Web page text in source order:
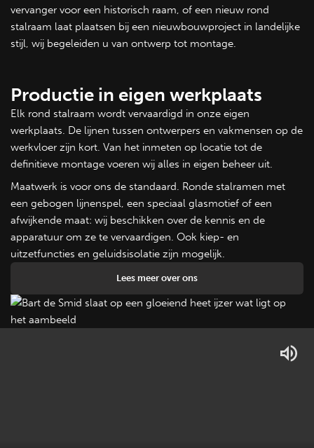
vervanger voor een historisch raam, of een nieuw rond
stalraam laat plaatsen bij een nieuwbouwproject in landelijke
stijl, wij begeleiden u van ontwerp tot montage.
Productie in eigen werkplaats
Elk rond stalraam wordt vervaardigd in onze eigen
werkplaats. De lijnen tussen ontwerpers en vakmensen op de
werkvloer zijn kort. Van het inmeten op locatie tot de
definitieve montage voeren wij alles in eigen beheer uit.
Maatwerk is voor ons de standaard. Ronde stalramen met
een gebogen lijnenspel, een speciaal glasmotief of een
afwijkende maat: wij beschikken over de kennis en de
apparatuur om ze te vervaardigen. Ook kiep- en
uitzetfuncties en geluidsisolatie zijn mogelijk.
Lees meer over ons